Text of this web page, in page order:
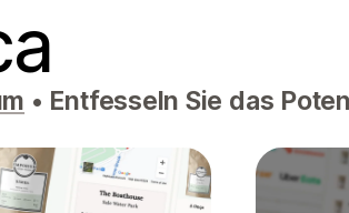
• Entfesseln Sie das